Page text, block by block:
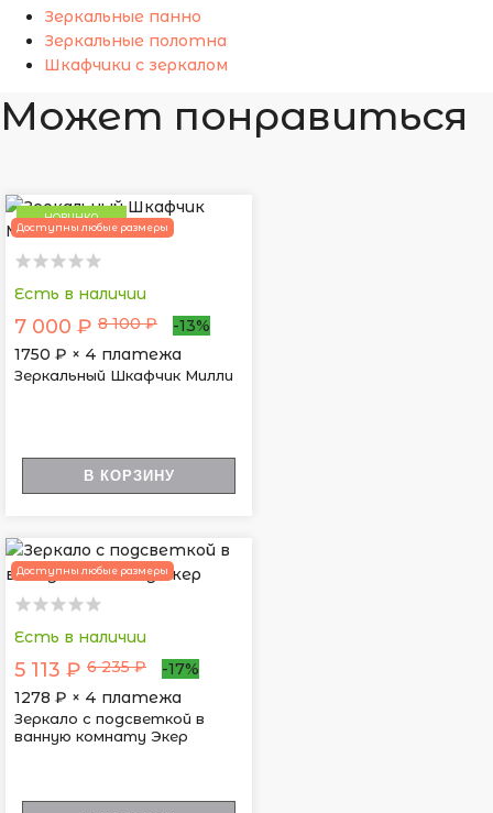
Зеркальные панно
Зеркальные полотна
Шкафчики с зеркалом
Может понравиться
НОВИНКА
Доступны любые размеры
Есть в наличии
7 000 ₽ 8 100 ₽
-13%
1750 ₽ × 4 платежа
Зеркальный Шкафчик Милли
В КОРЗИНУ
Доступны любые размеры
Есть в наличии
5 113 ₽ 6 235 ₽
-17%
1278 ₽ × 4 платежа
Зеркало с подсветкой в
ванную комнату Экер